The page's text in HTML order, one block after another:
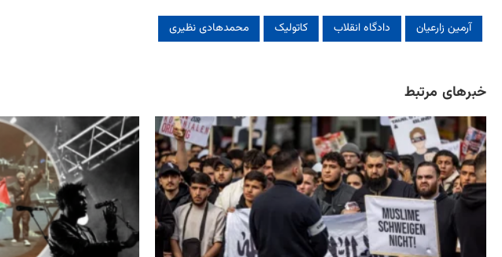
آرمین زارعیان دادگاه انقلاب کاتولیک‌ محمدهادی نظیری
خبرهای مرتبط